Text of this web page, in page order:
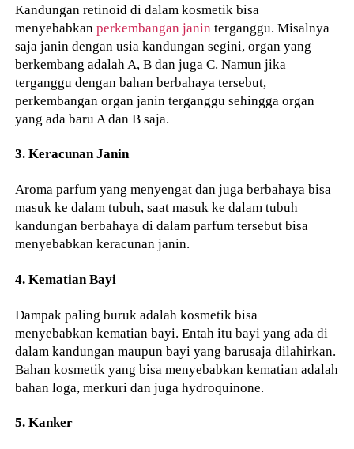
Kandungan retinoid di dalam kosmetik bisa
menyebabkanperkembangan janin terganggu. Misalnya
saja janin dengan usia kandungan segini, organ yang
berkembang adalah A, B dan juga C. Namun jika
terganggu dengan bahan berbahaya tersebut,
perkembangan organ janin terganggu sehingga organ
yang ada baru A dan B saja.
3. Keracunan Janin
Aroma parfum yang menyengat dan juga berbahaya bisa
masuk ke dalam tubuh, saat masuk ke dalam tubuh
kandungan berbahaya di dalam parfum tersebut bisa
menyebabkan keracunan janin.
4. Kematian Bayi
Dampak paling buruk adalah kosmetik bisa
menyebabkan kematian bayi. Entah itu bayi yang ada di
dalam kandungan maupun bayi yang barusaja dilahirkan.
Bahan kosmetik yang bisa menyebabkan kematian adalah
bahan loga, merkuri dan juga hydroquinone.
5. Kanker